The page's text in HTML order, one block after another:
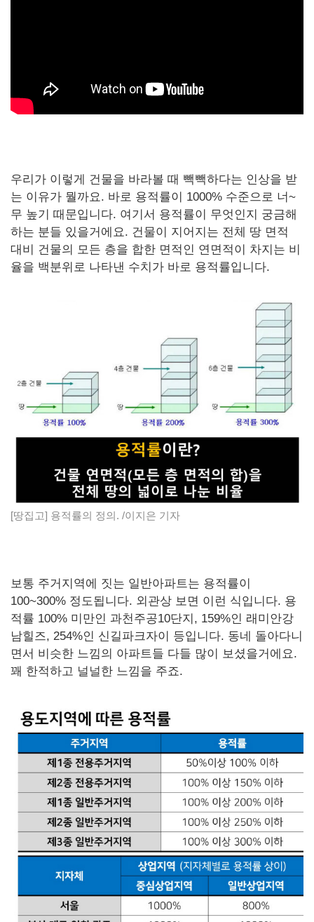
우리가 이렇게 건물을 바라볼 때 빽빽하다는 인상을 받
는 이유가 뭘까요. 바로 용적률이 1000% 수준으로 너~
무 높기 때문입니다. 여기서 용적률이 무엇인지 궁금해
하는 분들 있을거에요. 건물이 지어지는 전체 땅 면적
대비 건물의 모든 층을 합한 면적인 연면적이 차지는 비
율을 백분위로 나타낸 수치가 바로 용적률입니다.
[땅집고] 용적률의 정의. /이지은 기자
보통 주거지역에 짓는 일반아파트는 용적률이
100~300% 정도됩니다. 외관상 보면 이런 식입니다. 용
적률 100% 미만인 과천주공10단지, 159%인 래미안강
남힐즈, 254%인 신길파크자이 등입니다. 동네 돌아다니
면서 비슷한 느낌의 아파트들 다들 많이 보셨을거에요.
꽤 한적하고 널널한 느낌을 주죠.